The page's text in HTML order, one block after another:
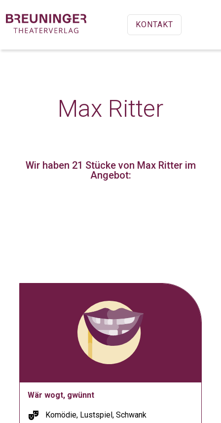
KONTAKT
Max Ritter
Wir haben 21 Stückevon Max Ritter im
Angebot:
Wär wogt, gwünnt
theater_comedy Komödie, Lustspiel, Schwank